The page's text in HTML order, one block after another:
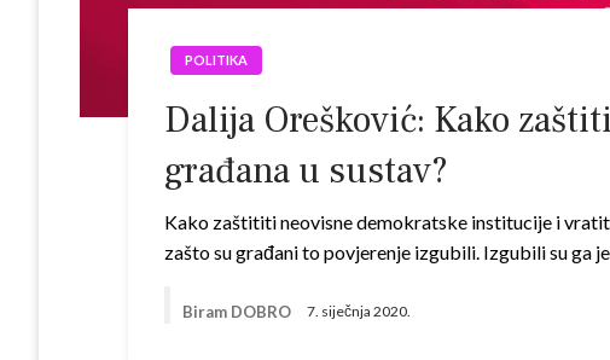
POLITIKA
Dalija Orešković: Kako
građana u sustav?
Kako zaštititi neovisne demokratske institucije i
zašto su građani to povjerenje izgubili. Izgubili su ga
Biram DOBRO 7. siječnja 2020.